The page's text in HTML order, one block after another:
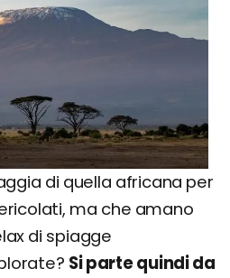
di quella africana per
ma che amano
di spiagge
Si parte quindi da